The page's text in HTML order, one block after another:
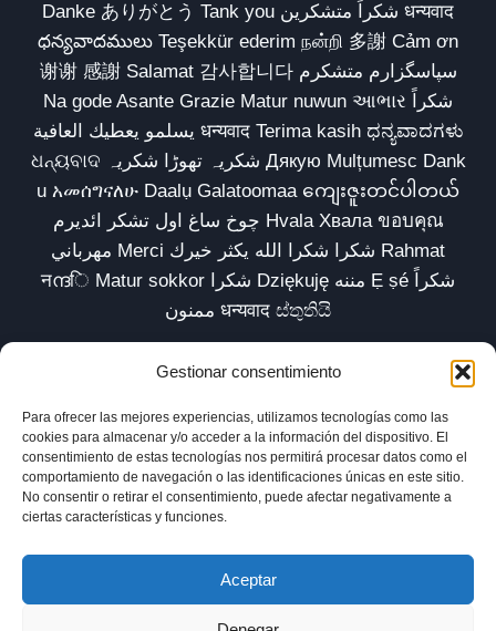
Gestionar consentimiento
Para ofrecer las mejores experiencias, utilizamos tecnologías como las
cookies para almacenar y/o acceder a la información del dispositivo. El
consentimiento de estas tecnologías nos permitirá procesar datos como el
comportamiento de navegación o las identificaciones únicas en este sitio.
No consentir o retirar el consentimiento, puede afectar negativamente a
ciertas características y funciones.
Aceptar
Danke ありがとう Tank you شكراً متشكرين धन्यवाद
ధన్యవాదములు Teşekkür ederim நன்றி 多謝 Cảm ơn
谢谢 感謝 Salamat 감사합니다 سپاسگزارم متشکرم
Na gode Asante Grazie Matur nuwun આભાર شكراً
يسلمو يعطيك العافية धन्यवाद Terima kasih ಧನ್ಯವಾದಗಳು
ଧନ୍ୟବାଦ شکریہ تھوڑا شکریہ Дякую Mulțumesc Dank
u አመሰግናለሁ Daalụ Galatoomaa ကျေးဇူးတင်ပါတယ်
چوخ ساغ اول تشکر ائدیرم Hvala Хвала ขอบคุณ
مهرباني Merci شكرا شكرا الله يكثر خيرك Rahmat
नന്ദि Matur sokkor شكرا Dziękuję مننه Ẹ ṣé شكراً
ممنون धन्यवाद ස්තුතියි
Inicio Biblioteca Parábolas TV
Comunidad
Esencia
Blog
Política de privacidad
Aviso legal
Política de cookies (UE)